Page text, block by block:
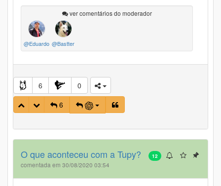
ver comentários do moderador
@Eduardo @Bastter
6
0
6
12
O que aconteceu com a Tupy?
comentada em 30/08/2020 03:54